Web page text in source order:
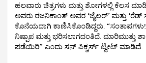
ಹಲವಾರು ಚಿತ್ರಗಳು ಮತ್ತು ಶೋಗಳಲ್ಲಿ ಕೆಲಸ
ಅವರು ರಜನಿಕಾಂತ್ ಅವರ ‘ಜೈಲರ್’ ಮತ್ತು ‘ರೆಡ್
ಕೊನೆಯದಾಗಿ ಕಾಣಿಸಿಕೊಂಡಿದ್ದರು.
ನಿಷ್ಪಾಪ ಮತ್ತು ಭರಿಸಲಾಗದಂತಿದೆ. ಮಾರಿಮುತ್ತು
ಪಡೆಯಿರಿ” ಎಂದು ಸನ್ ಪಿಕ್ಚರ್ಸ್ ಟ್ವೀಟ್ ಮಾಡಿದೆ.